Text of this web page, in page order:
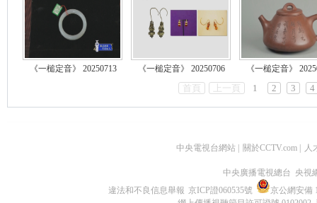
《一槌定音》 20250713 《一槌定音》 20250706 《一槌定音》
首頁 上一頁 1 2 3 4
中央電視台網站 關於CCTV.com 人
中央廣播電視總台 央視
違法和不良信息舉報 京ICP證060535號
京公網安備